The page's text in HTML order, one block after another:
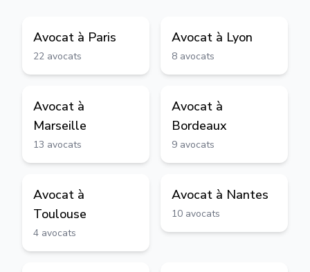
Avocat à Paris
22 avocats
Avocat à Lyon
8 avocats
Avocat à
Marseille
13 avocats
Avocat à
Bordeaux
9 avocats
Avocat à
Toulouse
4 avocats
Avocat à Nantes
10 avocats